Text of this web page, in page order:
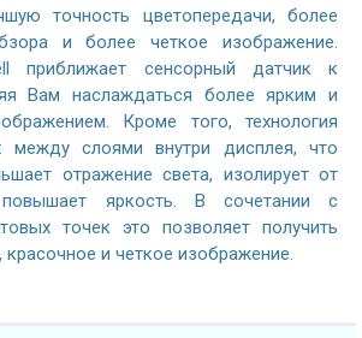
точность цветопередачи, более
и более четкое изображение.
приближает сенсорный датчик к
Вам наслаждаться более ярким и
Кроме того, технология
между слоями внутри дисплея, что
отражение света, изолирует от
яркость. В сочетании с
точек это позволяет получить
красочное и четкое изображение.